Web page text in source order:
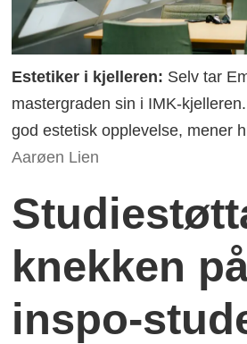
Estetiker i kjelleren: Selv tar
mastergraden sin i IMK-
god estetisk opplevelse, mener
Aarøen Lien
knekken
inspo-